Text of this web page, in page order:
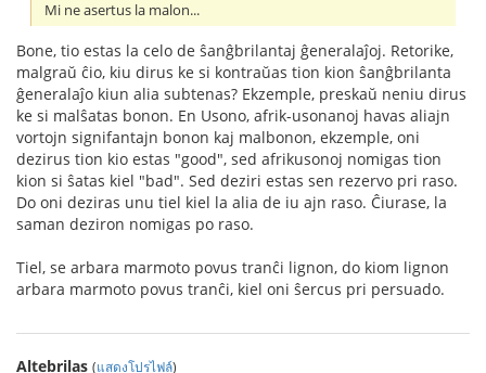
Mi ne asertus la malon...
Bone, tio estas la celo de ŝanĝbrilantaj ĝeneralaĵoj. Retorike,
malgraŭ ĉio, kiu dirus ke si kontraŭas tion kion ŝanĝbrilanta
ĝeneralaĵo kiun alia subtenas? Ekzemple, preskaŭ neniu dirus
ke si malŝatas bonon. En Usono, afrik-usonanoj havas aliajn
vortojn signifantajn bonon kaj malbonon, ekzemple, oni
dezirus tion kio estas "good", sed afrikusonoj nomigas tion
kion si ŝatas kiel "bad". Sed deziri estas sen rezervo pri raso.
Do oni deziras unu tiel kiel la alia de iu ajn raso. Ĉiurase, la
saman deziron nomigas po raso.
Tiel, se arbara marmoto povus tranĉi lignon, do kiom lignon
arbara marmoto povus tranĉi, kiel oni ŝercus pri persuado.
Altebrilas (แสดงโปรไฟล์)